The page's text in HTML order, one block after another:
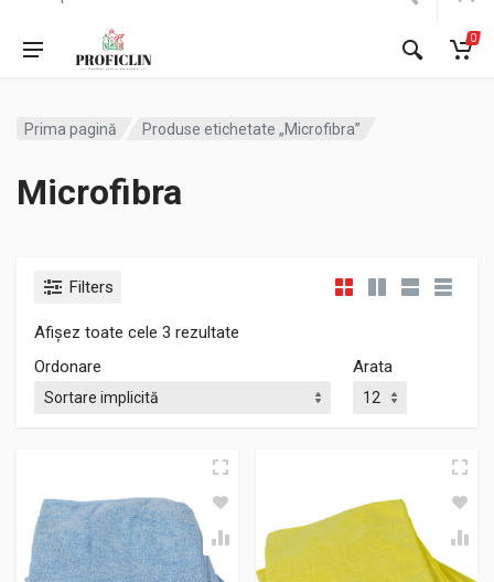
0
Prima pagină Produse etichetate „Microfibra”
Microfibra
Filters
Afișez toate cele 3 rezultate
Ordonare
Arata